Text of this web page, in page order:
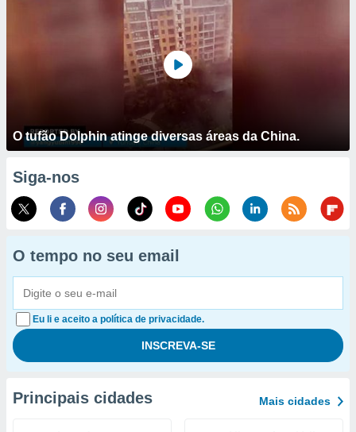
O tufão Dolphin atinge diversas áreas da China.
Siga-nos
O tempo no seu email
Eu li e aceito a política de privacidade.
Principais cidades Mais cidades